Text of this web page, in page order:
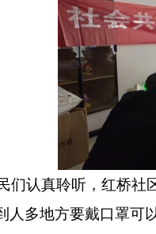
认真聆听，红桥社
人多地方要戴口罩可